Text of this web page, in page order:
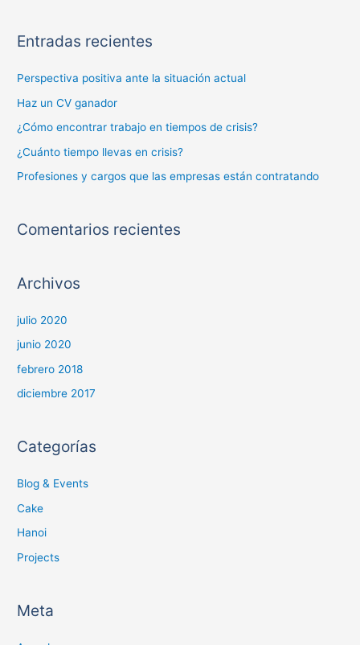
Entradas recientes
Perspectiva positiva ante la situación actual
Haz un CV ganador
¿Cómo encontrar trabajo en tiempos de crisis?
¿Cuánto tiempo llevas en crisis?
Profesiones y cargos que las empresas están contratando
Comentarios recientes
Archivos
julio 2020
junio 2020
febrero 2018
diciembre 2017
Categorías
Blog & Events
Cake
Hanoi
Projects
Meta